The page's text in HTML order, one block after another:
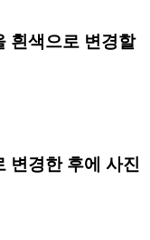
흰색으로 변경할
변경한 후에 사진